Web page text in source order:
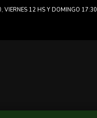
VIERNES 12 HS Y DOMINGO 17:30